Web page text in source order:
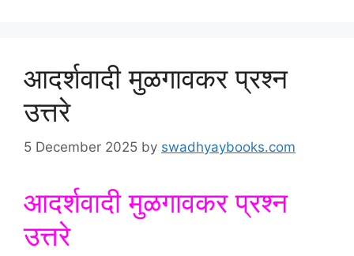
आदर्शवादी मुळगावकर प्रश्न
उत्तरे
5 December 2025 by swadhyaybooks.com
आदर्शवादी मुळगावकर प्रश्न
उत्तरे